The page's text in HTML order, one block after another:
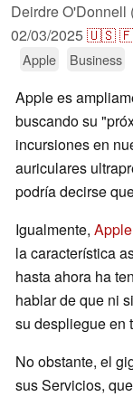
Deirdre O'Donnell
02/03/2025🇺🇸
Apple Business
Apple es
buscando su
incursiones en
auriculares
podría decirse
Igualmente,
la característica
hasta ahora ha
hablar de que ni
su despliegue en
No obstante, el
sus Servicios,